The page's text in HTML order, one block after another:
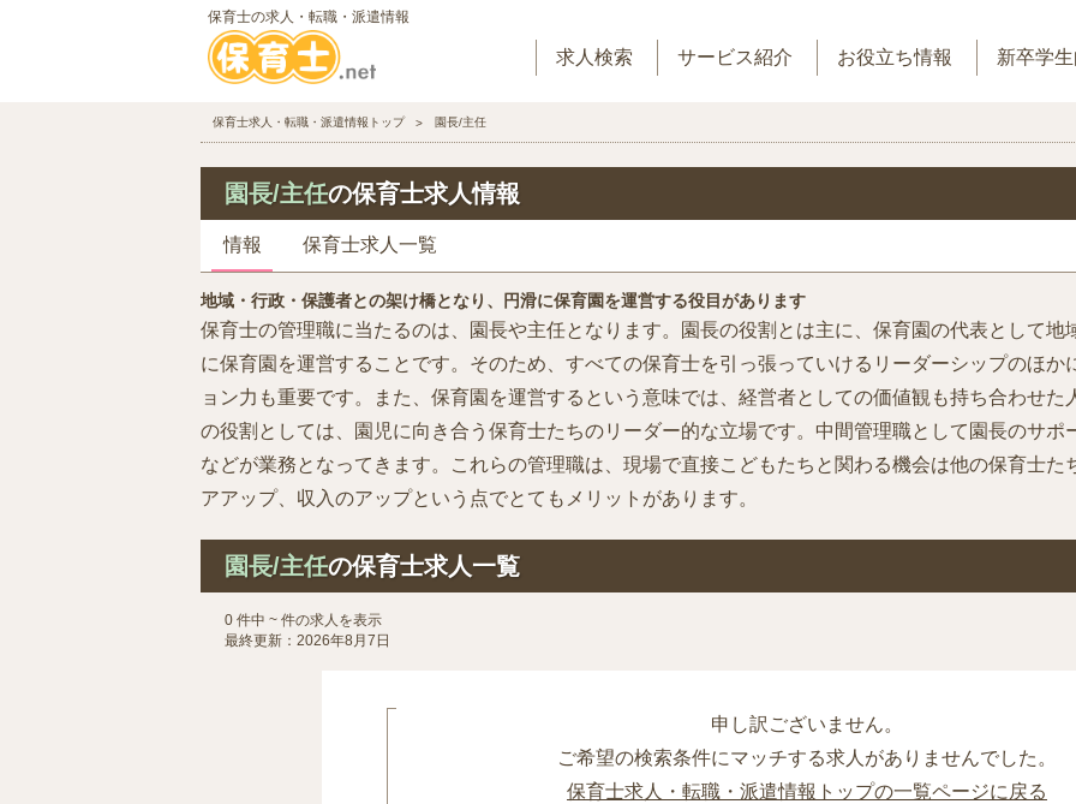
保育士の求人・転職・派遣情報
求人検索 サービス紹介 お役立ち情報 新卒学
保育士求人・転職・派遣情報トップ 園長/主任
園長/主任の保育士求人情報
情報 保育士求人一覧
地域・行政・保護者との架け橋となり、円滑に保育園を運営する役目があります
保育士の管理職に当たるのは、園長や主任となります。園長の役割とは主に、保育園の代表として
に保育園を運営することです。そのため、すべての保育士を引っ張っていけるリーダーシップのほ
ョン力も重要です。また、保育園を運営するという意味では、経営者としての価値観も持ち合わせ
の役割としては、園児に向き合う保育士たちのリーダー的な立場です。中間管理職として園長のサ
などが業務となってきます。これらの管理職は、現場で直接こどもたちと関わる機会は他の保育士
アアップ、収入のアップという点でとてもメリットがあります。
園長/主任の保育士求人一覧
0 件中 ~ 件の求人を表示
最終更新：2026年8月7日
申し訳ございません。
ご希望の検索条件にマッチする求人がありませんでした。
保育士求人・転職・派遣情報トップの一覧ページに戻る